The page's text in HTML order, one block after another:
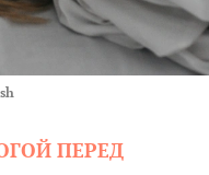
ПЕРЕД